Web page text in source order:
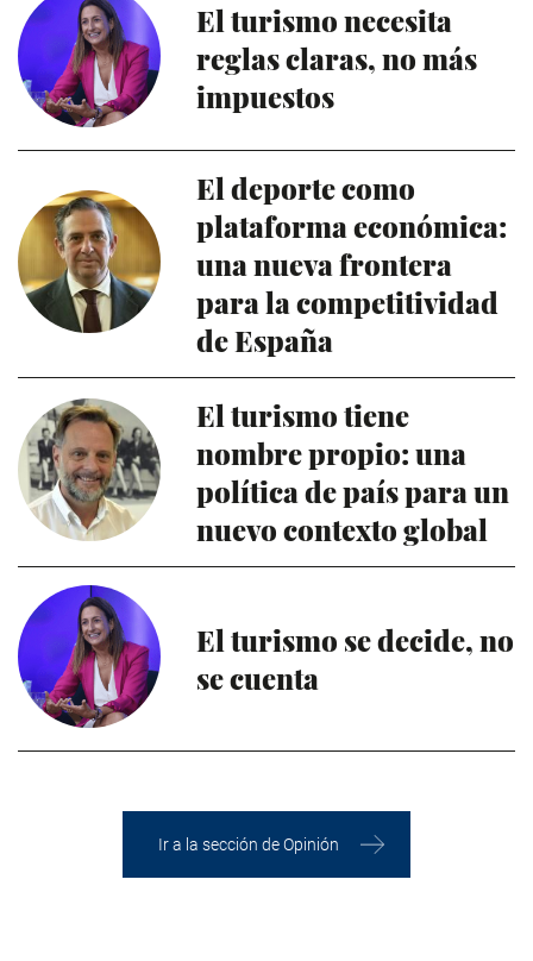
El turismo necesita
reglas claras, no más
impuestos
El deporte como
plataforma económica:
una nueva frontera
para la competitividad
de España
El turismo tiene
nombre propio: una
política de país para un
nuevo contexto global
El turismo se decide, no
se cuenta
Ir a la sección de Opinión